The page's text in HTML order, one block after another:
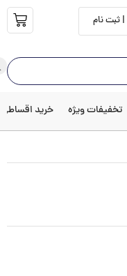
ثبت نام
تخفیفات ویژه خرید اقساطی